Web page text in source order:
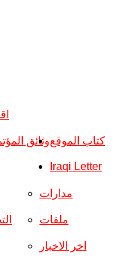
وثائق
مدارات
ملفات
اخر الاخبار
كتاب الموقع
Iraqi Letter